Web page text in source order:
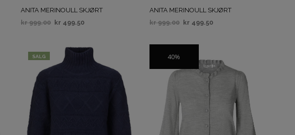
U
R
V
E
ANITA MERINOULL SKJØRT
kr999.00 kr 499.50
ANITA MERINOULL SKJØRT
kr999.00 kr 499.50
SALG 40%
SALG